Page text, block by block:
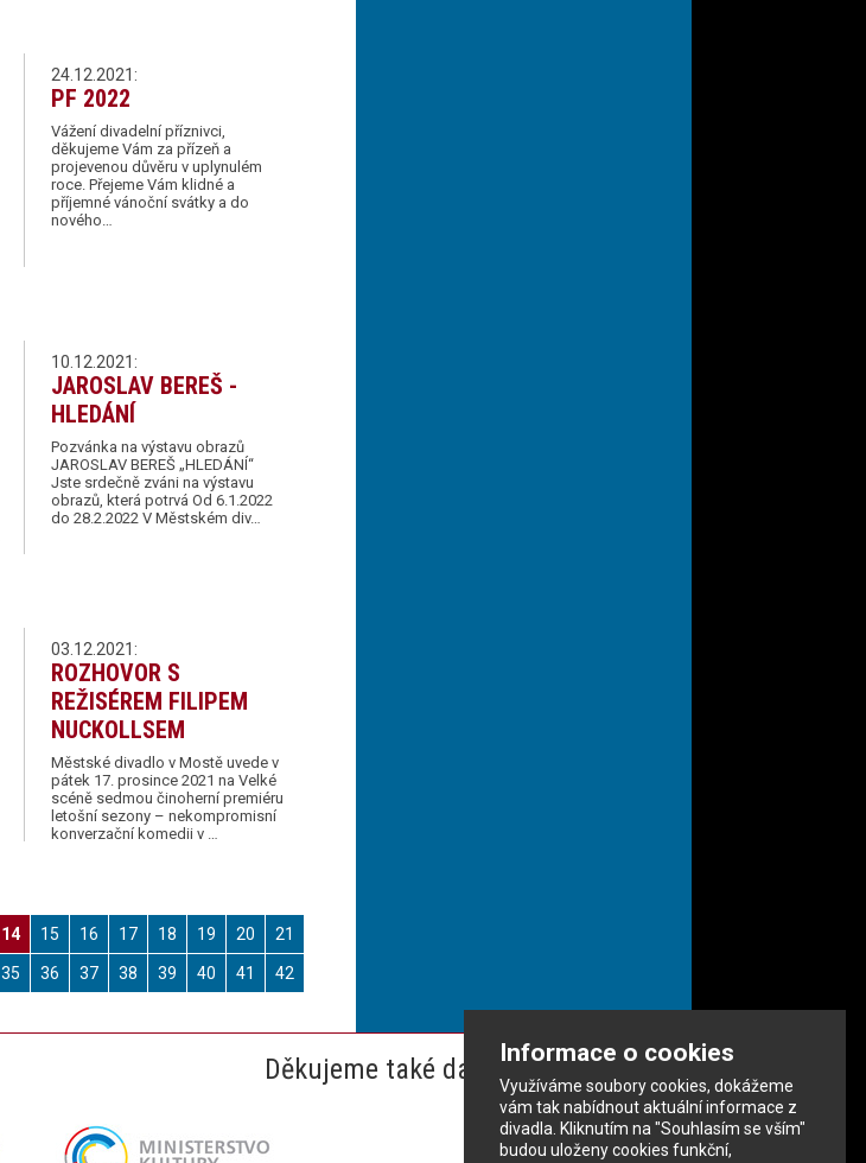
Informace o cookies
Využíváme soubory cookies, dokážeme
vám tak nabídnout aktuální informace z
divadla. Kliknutím na "Souhlasím se vším"
budou uloženy cookies funkční,
24.12.2021:
PF 2022
Vážení divadelní příznivci,
děkujeme Vám za přízeň a
projevenou důvěru v uplynulém
roce. Přejeme Vám klidné a
příjemné vánoční svátky a do
nového…
10.12.2021:
JAROSLAV BEREŠ -
HLEDÁNÍ
Pozvánka na výstavu obrazů
JAROSLAV BEREŠ „HLEDÁNÍ“
Jste srdečně zváni na výstavu
obrazů, která potrvá Od 6.1.2022
do 28.2.2022 V Městském div…
03.12.2021:
ROZHOVOR S
REŽISÉREM FILIPEM
NUCKOLLSEM
Městské divadlo v Mostě uvede v
pátek 17. prosince 2021 na Velké
scéně sedmou činoherní premiéru
letošní sezony – nekompromisní
konverzační komedii v …
14 15 16 17 18 19 20 21
35 36 37 38 39 40 41 42
Děkujeme také dalším partnerům